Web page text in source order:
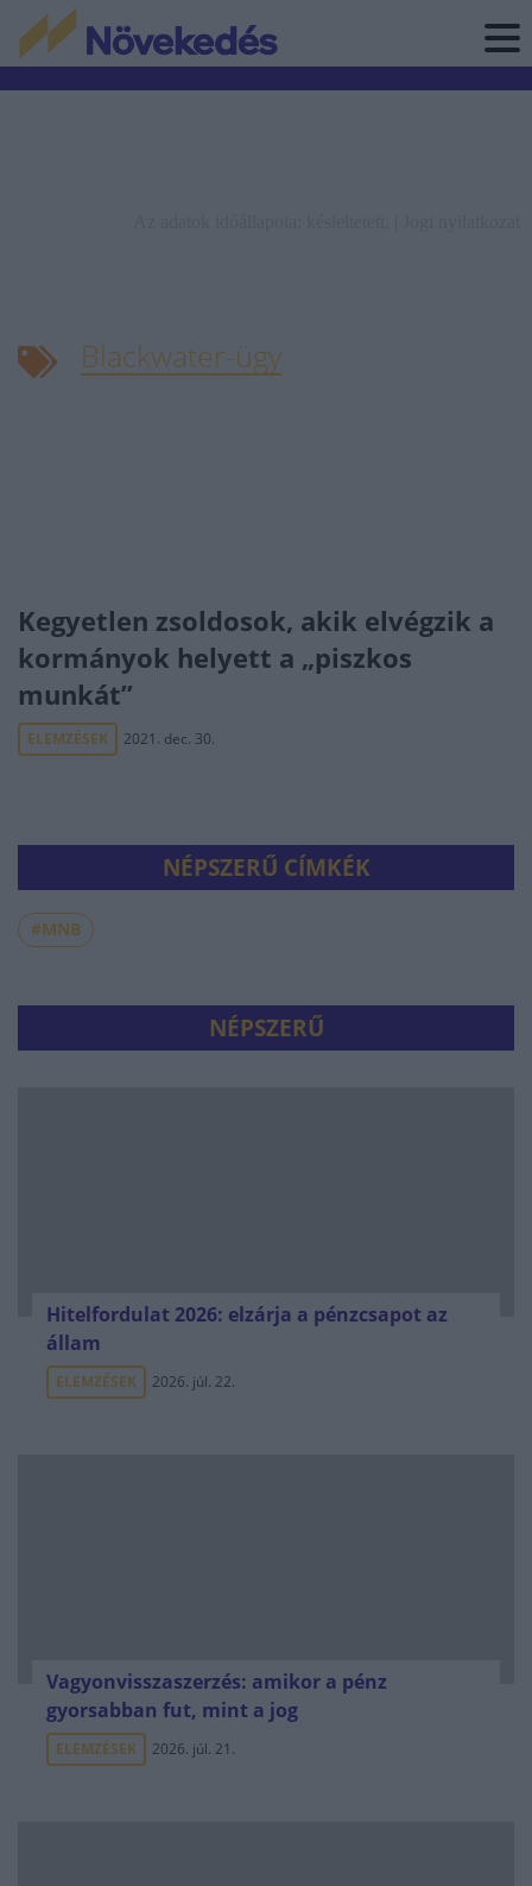
Blackwater-ügy
Kegyetlen zsoldosok, akik elvégzik a
kormányok helyett a „piszkos
munkát”
ELEMZÉSEK 2021. dec. 30.
NÉPSZERŰ CÍMKÉK
#MNB
NÉPSZERŰ
Hitelfordulat 2026: elzárja a pénzcsapot az
állam
ELEMZÉSEK 2026. júl. 22.
Vagyonvisszaszerzés: amikor a pénz
gyorsabban fut, mint a jog
ELEMZÉSEK 2026. júl. 21.